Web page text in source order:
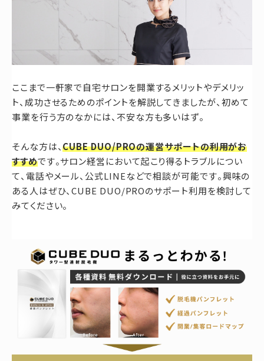
ここまで一軒家で自宅サロンを開業するメリットやデメリッ
ト、成功させるためのポイントを解説してきましたが、初めて
事業を行う方のなかには、不安な方も多いはず。
そんな方は、CUBE DUO/PROの運営サポートの利用がお
すすめです。サロン経営において起こり得るトラブルについ
て、電話やメール、公式LINEなどで相談が可能です。興味の
ある人はぜひ、CUBE DUO/PROのサポート利用を検討して
みてください。